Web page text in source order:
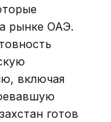
рынке ОАЭ.
включая
готов